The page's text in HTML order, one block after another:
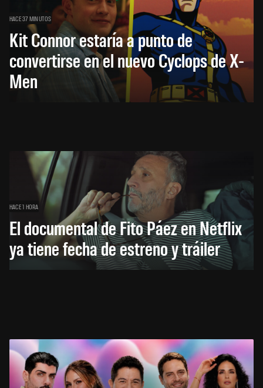
HACE 37 MINUTOS
Kit Connor estaría a punto de
convertirse en el nuevo Cyclops de X-
Men
HACE 1 HORA
El documental de Fito Páez en Netflix
ya tiene fecha de estreno y tráiler